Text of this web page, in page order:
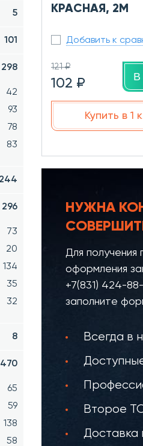
5
101
298
42
93
78
83
244
296
73
20
134
35
32
8
470
65
59
138
58
КРАСНАЯ, 2М
Добавить к
121 ₽
102 ₽ В
Купить в 1
НУЖНА
Для получения
оформления
+7(831) 424-
заполните
Всегда в
Второе
Доставка